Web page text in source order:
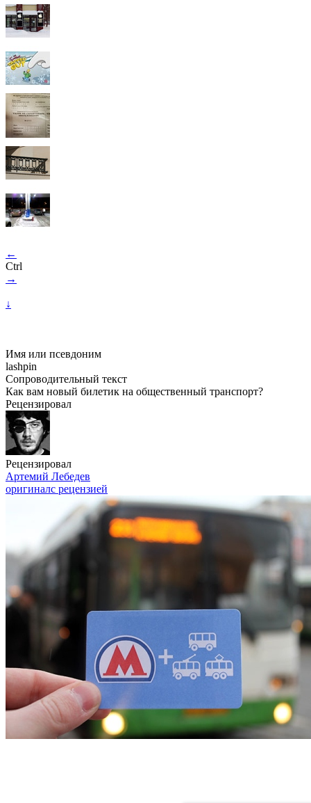
←
Ctrl
→
↓
Имя или псевдоним
lashpin
Сопроводительный текст
Как вам новый билетик на общественный транспорт?
Рецензировал
Рецензировал
Артемий Лебедев
оригиналс рецензией